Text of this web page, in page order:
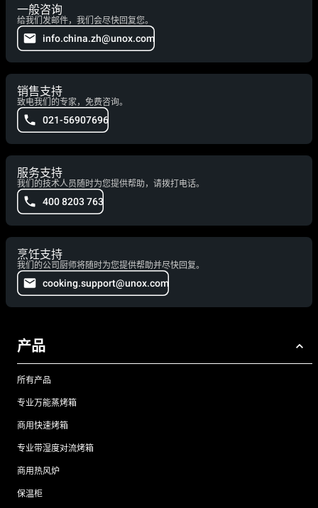
一般咨询
给我们发邮件，我们会尽快回复您。
info.china.zh@unox.com
销售支持
致电我们的专家，免费咨询。
021-56907696
服务支持
我们的技术人员随时为您提供帮助，请拨打电话。
400 8203 763
烹饪支持
我们的公司厨师将随时为您提供帮助并尽快回复。
cooking.support@unox.com
产品
所有产品
专业万能蒸烤箱
商用快速烤箱
专业带湿度对流烤箱
商用热风炉
保温柜